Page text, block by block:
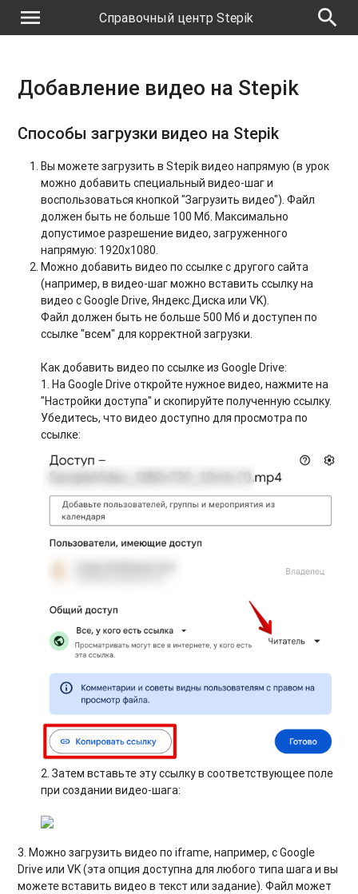
menu Справочный центр Stepik search
Добавление видео на Stepik
Способы загрузки видео на Stepik
Вы можете загрузить в Stepik видео напрямую (в урок
можно добавить специальный видео-шаг и
воспользоваться кнопкой "Загрузить видео"). Файл
должен быть не больше 100 Мб. Максимально
допустимое разрешение видео, загруженного
напрямую: 1920х1080.
Можно добавить видео по ссылке с другого сайта
(например, в видео-шаг можно вставить ссылку на
видео с Google Drive, Яндекс.Диска или VK).
Файл должен быть не больше 500 Мб и доступен по
ссылке "всем" для корректной загрузки.
Как добавить видео по ссылке из Google Drive:
1. На Google Drive откройте нужное видео, нажмите на
"Настройки доступа" и скопируйте полученную ссылку.
Убедитесь, что видео доступно для просмотра по
ссылке:
2. Затем вставьте эту ссылку в соответствующее поле
при создании видео-шага:
3. Можно загрузить видео по iframe, например, с Google
Drive или VK (эта опция доступна для любого типа шага и вы
можете вставить видео в текст или задание). Файл может